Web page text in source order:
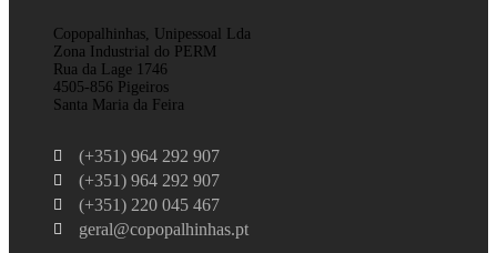
Copopalhinhas, Unipessoal Lda
Zona Industrial do PERM
Rua da Lage 1746
4505-856 Pigeiros
Santa Maria da Feira
(+351) 964 292 907
(+351) 964 292 907
(+351) 220 045 467
geral@copopalhinhas.pt